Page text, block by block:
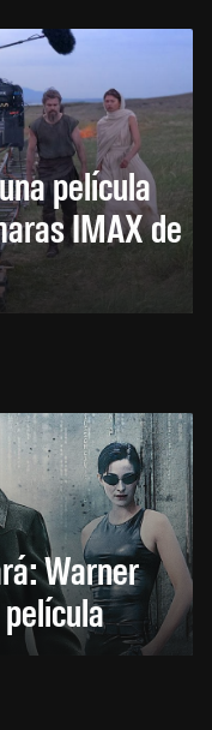
película
IMAX de
Warner